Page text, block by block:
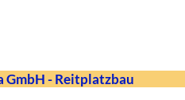
GmbH - Reitplatzbau